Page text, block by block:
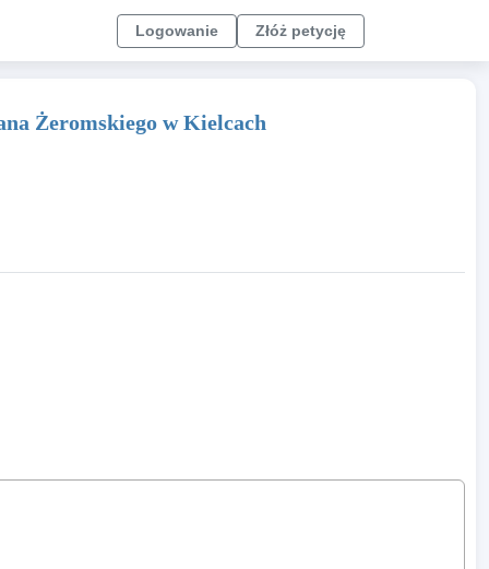
Logowanie Złóż petycję
Żeromskiego w Kielcach